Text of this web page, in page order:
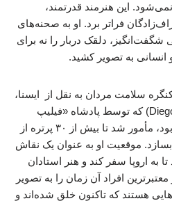
این هنرمند قدرتمند،
فراتر برد. او به صحنه‌های
دلقک دربار را نه برای
انسانی به تصویر کشید.
سلامت مردان به نقل از ایسنا،‌
«دیه‌گو ولاسکز» (Diego Velázquez) که توسط پادشاه «فیلیپ
چهارم اسپانیا» استخدام شده بود، مأمور شد تا بیش از ۳۰ پرتره از
موقعیت او به عنوان یک نقاش
به اروپا سفر کند و هنر استادان
افراد آن زمان را به تصویر
هستند که تاکنون خلق شده‌اند و